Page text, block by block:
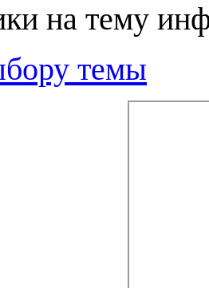
на тему
темы